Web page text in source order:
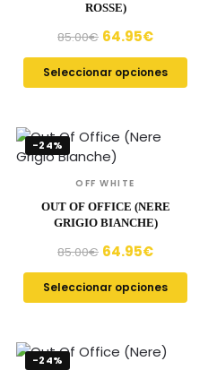
ROSSE)
85.00€ 64.95€
Seleccionar opciones
-24%
OFF WHITE
OUT OF OFFICE (NERE
GRIGIO BIANCHE)
85.00€ 64.95€
Seleccionar opciones
-24%